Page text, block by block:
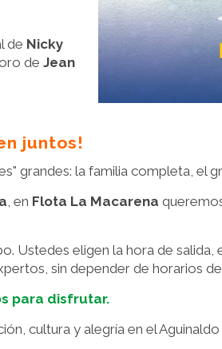
de Nicky
de Jean
juntos!
grandes: la familia completa, el
, en Flota La Macarena
Ustedes eligen la hora de
sin depender de horarios
para disfrutar.
cultura y alegría en el